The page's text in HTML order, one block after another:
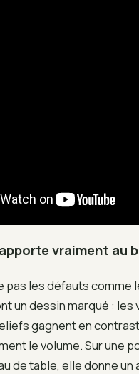
vraiment au
pas les défauts
un dessin marqué :
gagnent en
le volume. Sur une
de table, elle donne